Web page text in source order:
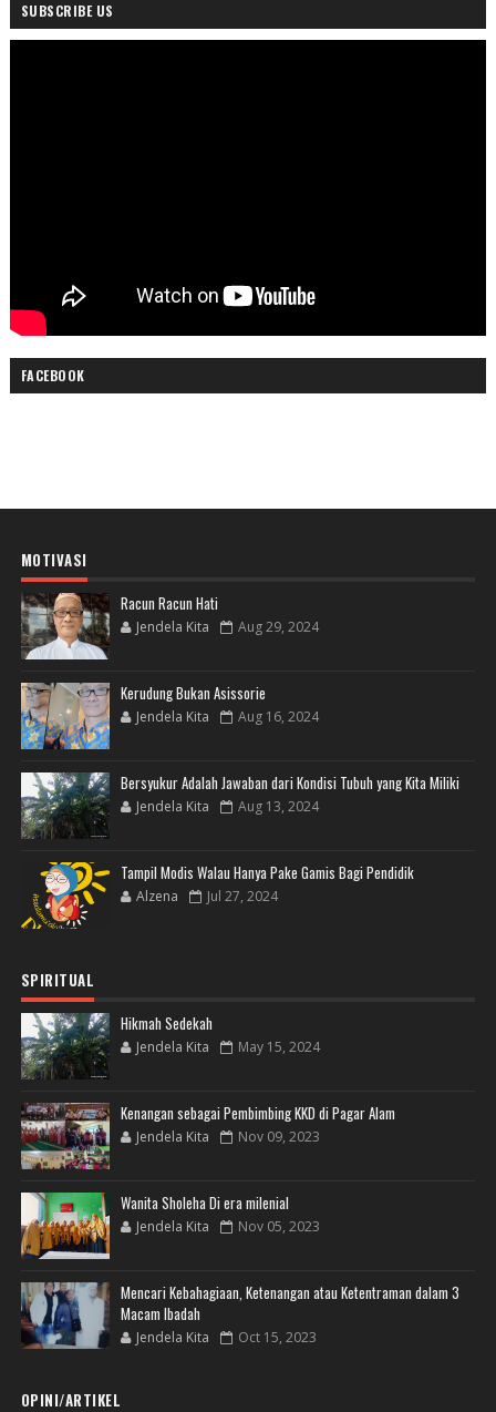
SUBSCRIBE US
FACEBOOK
MOTIVASI
Racun Racun Hati
Jendela Kita Aug 29, 2024
Kerudung Bukan Asissorie
Jendela Kita Aug 16, 2024
Bersyukur Adalah Jawaban dari Kondisi Tubuh yang Kita Miliki
Jendela Kita Aug 13, 2024
Tampil Modis Walau Hanya Pake Gamis Bagi Pendidik
Alzena Jul 27, 2024
SPIRITUAL
Hikmah Sedekah
Jendela Kita May 15, 2024
Kenangan sebagai Pembimbing KKD di Pagar Alam
Jendela Kita Nov 09, 2023
Wanita Sholeha Di era milenial
Jendela Kita Nov 05, 2023
Mencari Kebahagiaan, Ketenangan atau Ketentraman dalam 3
Macam Ibadah
Jendela Kita Oct 15, 2023
OPINI/ARTIKEL